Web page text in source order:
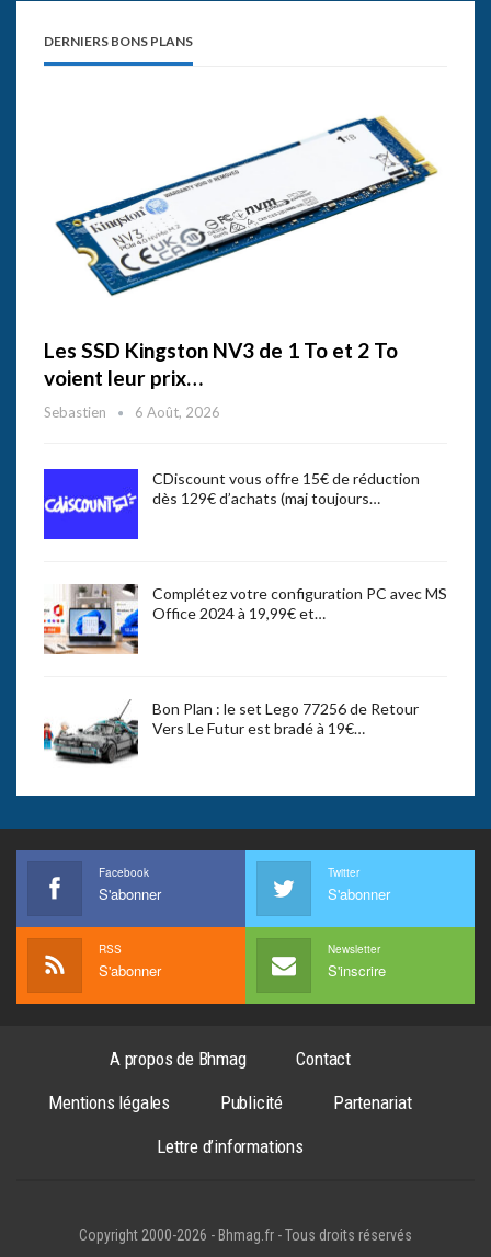
DERNIERS BONS PLANS
Les SSD Kingston NV3 de 1 To et 2 To
voient leur prix…
Sebastien 6 Août, 2026
CDiscount vous offre 15€ de réduction
dès 129€ d’achats (maj toujours…
Complétez votre configuration PC avec MS
Office 2024 à 19,99€ et…
Bon Plan : le set Lego 77256 de Retour
Vers Le Futur est bradé à 19€…
Facebook
S'abonner
Twitter
S'abonner
RSS
S'abonner
Newsletter
S'inscrire
A propos de Bhmag
Contact
Mentions légales
Publicité
Partenariat
Lettre d’informations
Copyright 2000-2026 - Bhmag.fr - Tous droits réservés